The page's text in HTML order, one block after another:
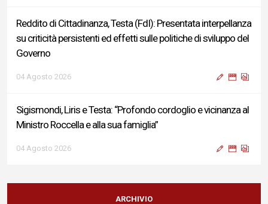
Reddito di Cittadinanza, Testa (FdI): Presentata interpellanza
su criticità persistenti ed effetti sulle politiche di sviluppo del
Governo
04 Agosto 2026
Sigismondi, Liris e Testa: “Profondo cordoglio e vicinanza al
Ministro Roccella e alla sua famiglia”
04 Agosto 2026
Terminal bus "Lorenzo Natali": modifiche temporanee alla
viabilità per il completamento dei lavori di riqualificazione
ARCHIVIO